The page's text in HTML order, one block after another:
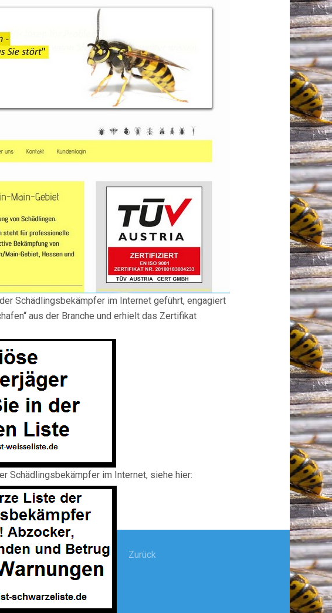
Schädlingsbekämpfer im Internet geführt, engagiert
aus der Branche und erhielt das Zertifikat
Schädlingsbekämpfer im Internet, siehe hier:
Zurück